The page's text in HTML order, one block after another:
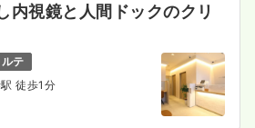
内視鏡と人間ドックのクリ
テ
徒歩1分